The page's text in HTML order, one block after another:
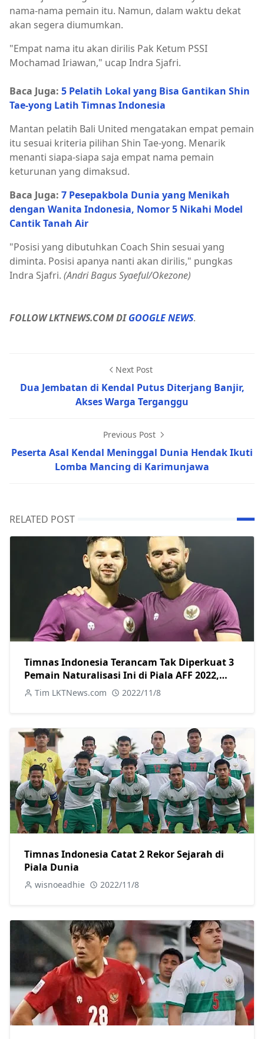
nama-nama pemain itu. Namun, dalam waktu dekat
akan segera diumumkan.
"Empat nama itu akan dirilis Pak Ketum PSSI
Mochamad Iriawan," ucap Indra Sjafri.
Baca Juga: 5 Pelatih Lokal yang Bisa Gantikan Shin
Tae-yong Latih Timnas Indonesia
Mantan pelatih Bali United mengatakan empat pemain
itu sesuai kriteria pilihan Shin Tae-yong. Menarik
menanti siapa-siapa saja empat nama pemain
keturunan yang dimaksud.
Baca Juga: 7 Pesepakbola Dunia yang Menikah
dengan Wanita Indonesia, Nomor 5 Nikahi Model
Cantik Tanah Air
"Posisi yang dibutuhkan Coach Shin sesuai yang
diminta. Posisi apanya nanti akan dirilis," pungkas
Indra Sjafri. (Andri Bagus Syaeful/Okezone)
FOLLOW LKTNEWS.COM DIGOOGLE NEWS.
Next Post
Dua Jembatan di Kendal Putus Diterjang Banjir,
Akses Warga Terganggu
Previous Post
Peserta Asal Kendal Meninggal Dunia Hendak Ikuti
Lomba Mancing di Karimunjawa
RELATED POST
Timnas Indonesia Terancam Tak Diperkuat 3
Pemain Naturalisasi Ini di Piala AFF 2022,
Berikut Alasannya
Tim LKTNews.com 2022/11/8
Timnas Indonesia Catat 2 Rekor Sejarah di
Piala Dunia
wisnoeadhie 2022/11/8